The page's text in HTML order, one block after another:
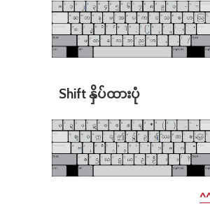
Shift နှိပ်ထားပုံ